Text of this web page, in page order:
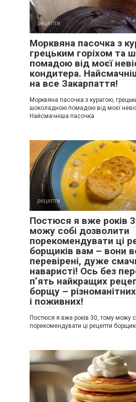
рецепти
Морквяна пасочка з
грецьким горіхом та
помадою від моєї
кондитера.
на все Закарпаття!
Морквяна пасочка з курагою,
шоколадною помадою від моєї
Найсмачніша пасочка
рецепти
Постюся я вже років
можу собі дозволити
порекомендувати ці
борщиків вам – вони
перевірені, дуже
наваристі! Ось без
п’ять найкращих
борщу –
і поживних!
Постюся я вже років 30, тому можу
порекомендувати ці рецепти